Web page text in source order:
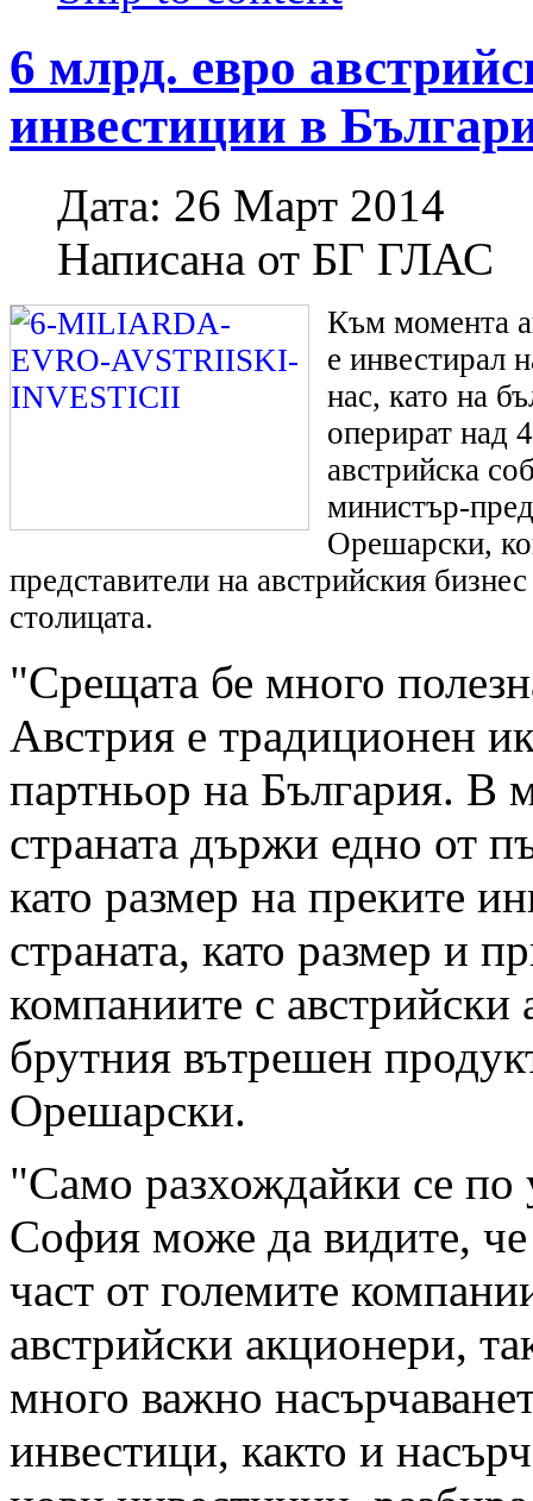
6 млрд. евро
инвестиции в
Дата: 26 Март 2014
Написана от БГ ГЛАС
Към момента
е инвестирал
нас, като на
оперират над
австрийска
министър-
Орешарски,
представители на австрийския
столицата.
"Срещата бе много
Австрия е традиционен
партньор на България. В
страната държи едно от
като размер на преките
страната, като размер и
компаниите с австрийски
брутния вътрешен
Орешарски.
"Само разхождайки се по
София може да видите, че
част от големите
австрийски акционери,
много важно
инвестици, както и